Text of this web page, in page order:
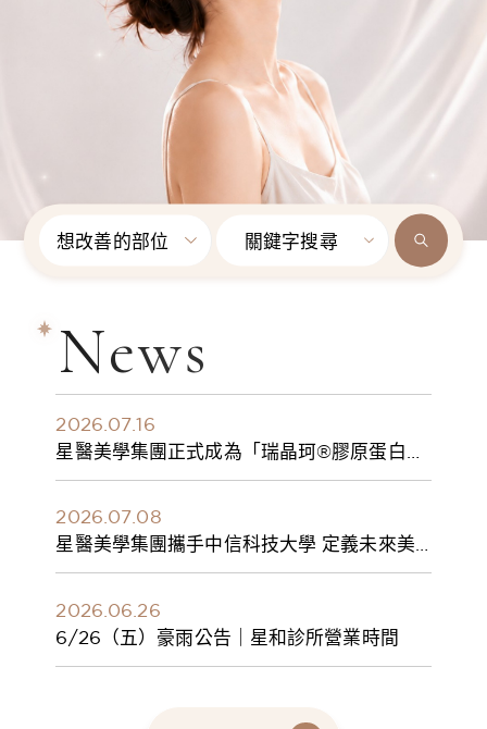
想改善的部位 關鍵字搜尋
News
2026.07.16
星醫美學集團正式成為「瑞晶珂®膠原蛋白植
入劑」台灣獨家總代理
2026.07.08
星醫美學集團攜手中信科技大學 定義未來美
學人才新標準 建構健康美學產學共育模式 串
2026.06.26
6/26（五）豪雨公告｜星和診所營業時間